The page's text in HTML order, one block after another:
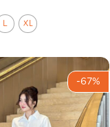
L XL
-67%